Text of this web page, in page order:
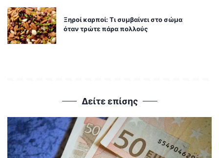
Ξηροί καρποί: Τι συμβαίνει στο σώμα
όταν τρώτε πάρα πολλούς
Δείτε επίσης